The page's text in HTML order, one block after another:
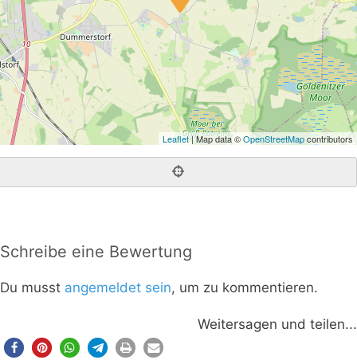
Leaflet| Map data ©OpenStreetMapcontributors
Schreibe eine Bewertung
Du musst angemeldet sein, um zu kommentieren.
Weitersagen und teilen...